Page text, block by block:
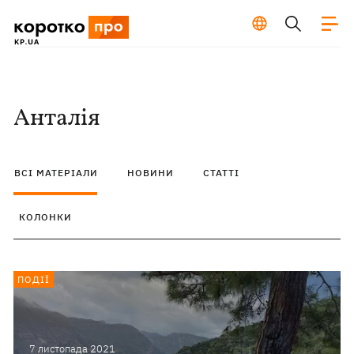
Анталія
ВСІ МАТЕРІАЛИ НОВИНИ СТАТТІ
КОЛОНКИ
7 листопада 2021
ПОДІЇ